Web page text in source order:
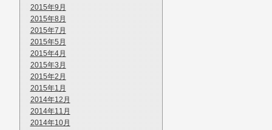
2015年9月
2015年8月
2015年7月
2015年5月
2015年4月
2015年3月
2015年2月
2015年1月
2014年12月
2014年11月
2014年10月